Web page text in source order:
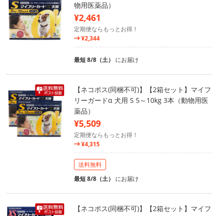
物用医薬品）
¥2,461
定期便ならもっとお得！
¥2,344
最短 8/8（土） にお届け
【ネコポス(同梱不可)】【2箱セット】マイフ
リーガードα 犬用 S 5～10kg 3本（動物用医
薬品）
¥5,509
定期便ならもっとお得！
¥4,315
送料無料
最短 8/8（土） にお届け
【ネコポス(同梱不可)】【2箱セット】マイフ